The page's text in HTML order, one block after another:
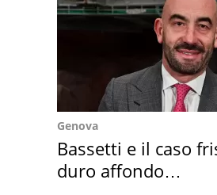
Genova
Bassetti e il caso
duro affondo